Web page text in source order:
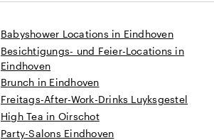
Babyshower Locations in Eindhoven
Besichtigungs- und Feier-Locations in
Eindhoven
Brunch in Eindhoven
Freitags-After-Work-Drinks Luyksgestel
High Tea in Oirschot
Party-Salons Eindhoven